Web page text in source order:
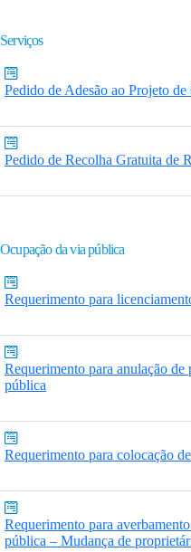
Serviços
Pedido de Adesão ao Projeto
Pedido de Recolha Gratuita de
Ocupação da via pública
Requerimento para
Requerimento para anulação
pública
Requerimento para colocação
Requerimento para
pública – Mudança de